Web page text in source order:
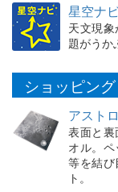
星空ナ
天文現
題がうか
ショッピング
アスト
表面と
オル。
等を結
ト。